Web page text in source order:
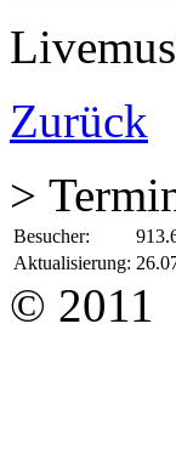
Zurück
>
Besucher:
Aktualisierung:
© 2011